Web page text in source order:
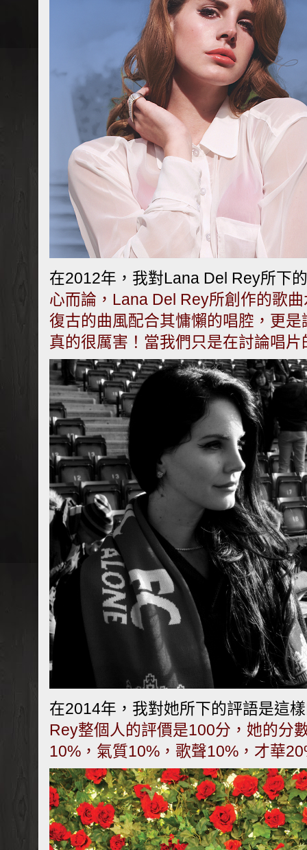
在2012年，我對Lana Del Rey所下
心而論，Lana Del Rey所創作的歌
復古的曲風配合其慵懶的唱腔，更
真的很厲害！當我們只是在討論唱片
在2014年，我對她所下的評語是這
Rey整個人的評價是100分，她的分
10%，氣質10%，歌聲10%，才華